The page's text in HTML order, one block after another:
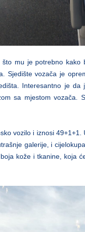
mu je potrebno
Sjedište vozača je
Interesantno je
sa mjestom vozača.
vozilo i iznosi
galerije, i
kože i tkanine, koja